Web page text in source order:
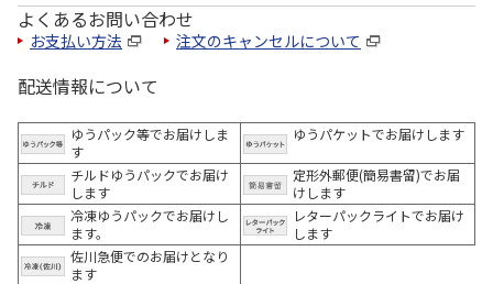
よくあるお問い合わせ
お支払い方法 注文のキャンセルについて
配送情報について
ゆうパック等でお届けしま
す
ゆうパケットでお届けします
チルドゆうパックでお届け
します
定形外郵便(簡易書留)でお届
けします
冷凍ゆうパックでお届けし
ます。
レターパックライトでお届け
します
佐川急便でのお届けとなり
ます